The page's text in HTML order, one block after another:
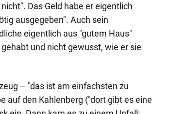
Das Geld habe er eigentlich
ausgegeben". Auch sein
eigentlich aus "gutem Haus"
und nicht gewusst, wie er sie
– "das ist am einfachsten zu
auf den Kahlenberg ("dort gibt es eine